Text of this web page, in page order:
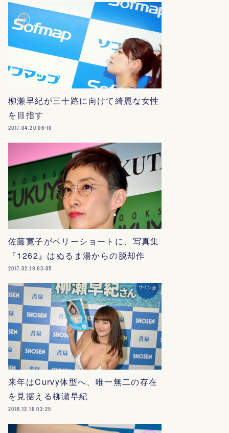
柳瀬早紀が三十路に向けて綺麗な女性
を目指す
2017.04.20 06:10
佐藤寛子がベリーショートに、写真集
『1262』はぬるま湯からの脱却作
2017.02.19 03:05
来年はCurvy体型へ、唯一無二の存在
を見据える柳瀬早紀
2016.12.16 03:25